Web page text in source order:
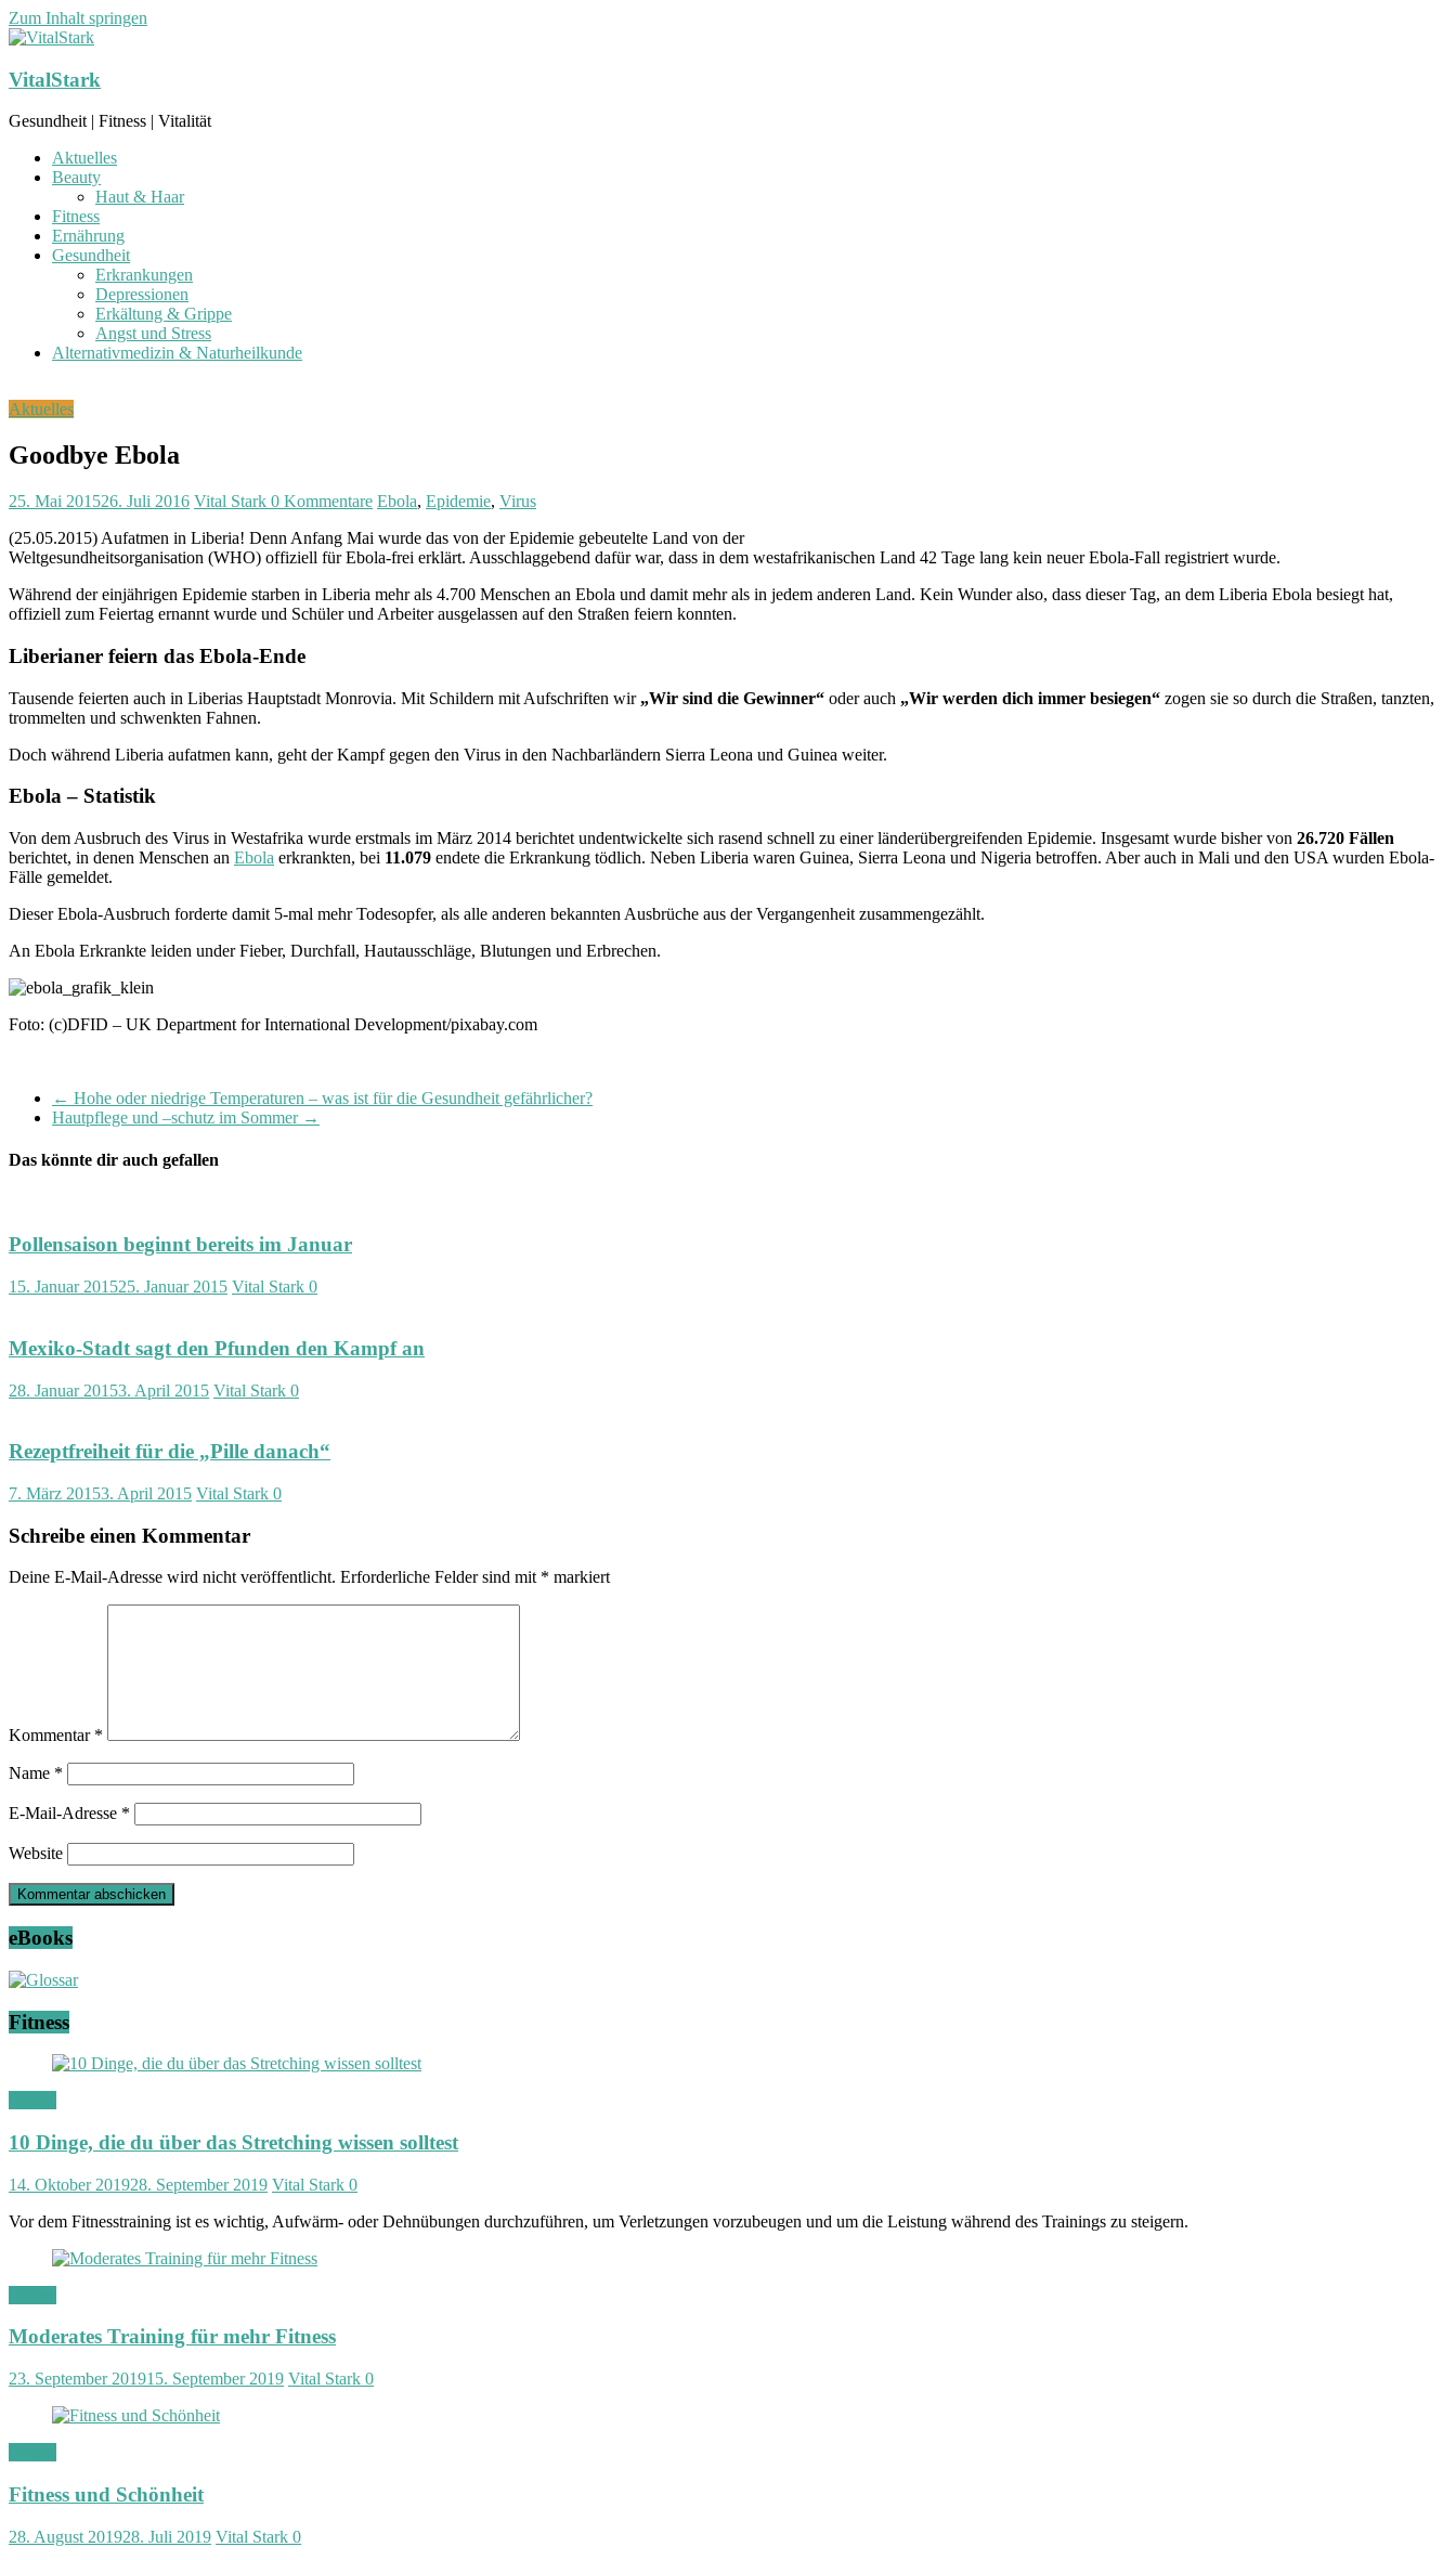
Zum Inhalt springen
VitalStark
Gesundheit | Fitness | Vitalität
Aktuelles
Beauty
Haut & Haar
Fitness
Ernährung
Gesundheit
Erkrankungen
Depressionen
Erkältung & Grippe
Angst und Stress
Alternativmedizin & Naturheilkunde
Aktuelles
Goodbye Ebola
25. Mai 201526. Juli 2016 Vital Stark 0 Kommentare Ebola, Epidemie, Virus
(25.05.2015) Aufatmen in Liberia! Denn Anfang Mai wurde das von der Epidemie gebeutelte Land von der
Weltgesundheitsorganisation (WHO) offiziell für Ebola-frei erklärt. Ausschlaggebend dafür war, dass in dem westafrikanischen Land 42 Tage lang kein neuer Ebola-Fall registriert wurde.
Während der einjährigen Epidemie starben in Liberia mehr als 4.700 Menschen an Ebola und damit mehr als in jedem anderen Land. Kein Wunder also, dass dieser Tag, an dem Liberia Ebola besiegt hat,
offiziell zum Feiertag ernannt wurde und Schüler und Arbeiter ausgelassen auf den Straßen feiern konnten.
Liberianer feiern das Ebola-Ende
Tausende feierten auch in Liberias Hauptstadt Monrovia. Mit Schildern mit Aufschriften wir „Wir sind die Gewinner“ oder auch „Wir werden dich immer besiegen“ zogen sie so durch die Straßen, tanzten,
trommelten und schwenkten Fahnen.
Doch während Liberia aufatmen kann, geht der Kampf gegen den Virus in den Nachbarländern Sierra Leona und Guinea weiter.
Ebola – Statistik
Von dem Ausbruch des Virus in Westafrika wurde erstmals im März 2014 berichtet undentwickelte sich rasend schnell zu einer länderübergreifenden Epidemie. Insgesamt wurde bisher von 26.720 Fällen
berichtet, in denen Menschen an Ebola erkrankten, bei 11.079 endete die Erkrankung tödlich. Neben Liberia waren Guinea, Sierra Leona und Nigeria betroffen. Aber auch in Mali und den USA wurden Ebola-
Fälle gemeldet.
Dieser Ebola-Ausbruch forderte damit 5-mal mehr Todesopfer, als alle anderen bekannten Ausbrüche aus der Vergangenheit zusammengezählt.
An Ebola Erkrankte leiden under Fieber, Durchfall, Hautausschläge, Blutungen und Erbrechen.
Foto: (c)DFID – UK Department for International Development/pixabay.com
← Hohe oder niedrige Temperaturen – was ist für die Gesundheit gefährlicher?
Hautpflege und –schutz im Sommer →
Das könnte dir auch gefallen
Pollensaison beginnt bereits im Januar
15. Januar 201525. Januar 2015 Vital Stark 0
Mexiko-Stadt sagt den Pfunden den Kampf an
28. Januar 20153. April 2015 Vital Stark 0
Rezeptfreiheit für die „Pille danach“
7. März 20153. April 2015 Vital Stark 0
Schreibe einen Kommentar
Deine E-Mail-Adresse wird nicht veröffentlicht. Erforderliche Felder sind mit * markiert
Kommentar *
Name *
E-Mail-Adresse *
Website
eBooks
Fitness
10 Dinge, die du über das Stretching wissen solltest
14. Oktober 201928. September 2019 Vital Stark 0
Vor dem Fitnesstraining ist es wichtig, Aufwärm- oder Dehnübungen durchzuführen, um Verletzungen vorzubeugen und um die Leistung während des Trainings zu steigern.
Moderates Training für mehr Fitness
23. September 201915. September 2019 Vital Stark 0
Fitness und Schönheit
28. August 201928. Juli 2019 Vital Stark 0